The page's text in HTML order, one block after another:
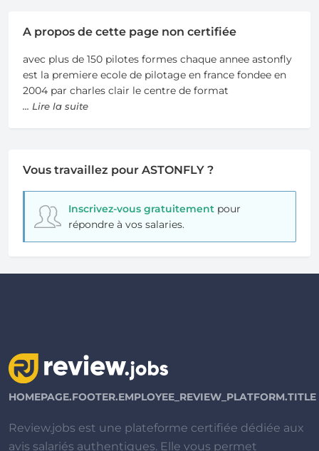
A propos de cette page non certifiée
avec plus de 150 pilotes formes chaque annee astonfly
est la premiere ecole de pilotage en france fondee en
2004 par charles clair le centre de format
... Lire la suite
Vous travaillez pour ASTONFLY ?
Inscrivez-vous gratuitementpour
répondre à vos salaries.
HOMEPAGE.FOOTER.EMPLOYEE_REVIEW_PLATFORM.TITLE
Review.jobs est une plateforme certifiée dédiée aux
avis salariés authentiques. Elle vous permet